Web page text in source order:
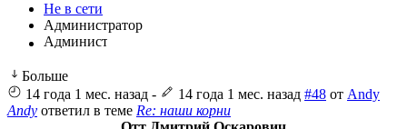
Не в сети
Администратор
Больше
14 года 1 мес. назад - 14 года 1 мес. назад #48 от Andy
Andy ответил в теме Re: наши корни